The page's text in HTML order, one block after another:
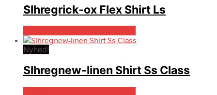
Slhregrick-ox Flex Shirt Ls
Nyhed!
Slhregnew-linen Shirt Ss Class